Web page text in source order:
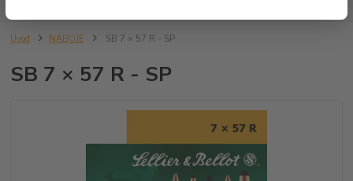
Úvod NÁBOJE SB 7 × 57 R - SP
SB 7 × 57 R - SP